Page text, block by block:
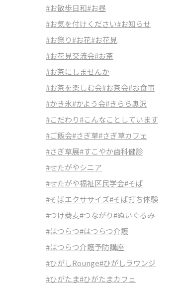
#お散歩日和#お昼
#お気を付けください#お知らせ
#お祭り#お花#お花見
#お花見交流会#お茶
#お茶にしませんか
#お茶を楽しむ会#お茶会#お食事
#かき氷#かよう会#きらら奥沢
#こだわり#こんなことしています
#ご飯会#さぎ草#さぎ草カフェ
#さぎ草展#すこやか歯科健診
#せたがやシニア
#せたがや福祉区民学会#そば
#そばエクササイズ#そば打ち体験
#つけ蕎麦#つながり#ぬいぐるみ
#はつらつ#はつらつ介護
#はつらつ介護予防講座
#ひがしRounge#ひがしラウンジ
#ひがたま#ひがたまカフェ